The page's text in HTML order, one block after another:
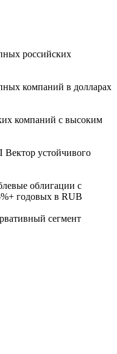
российских
компаний в долларах
компаний с высоким
устойчивого
облигации с
годовых в RUB
сегмент